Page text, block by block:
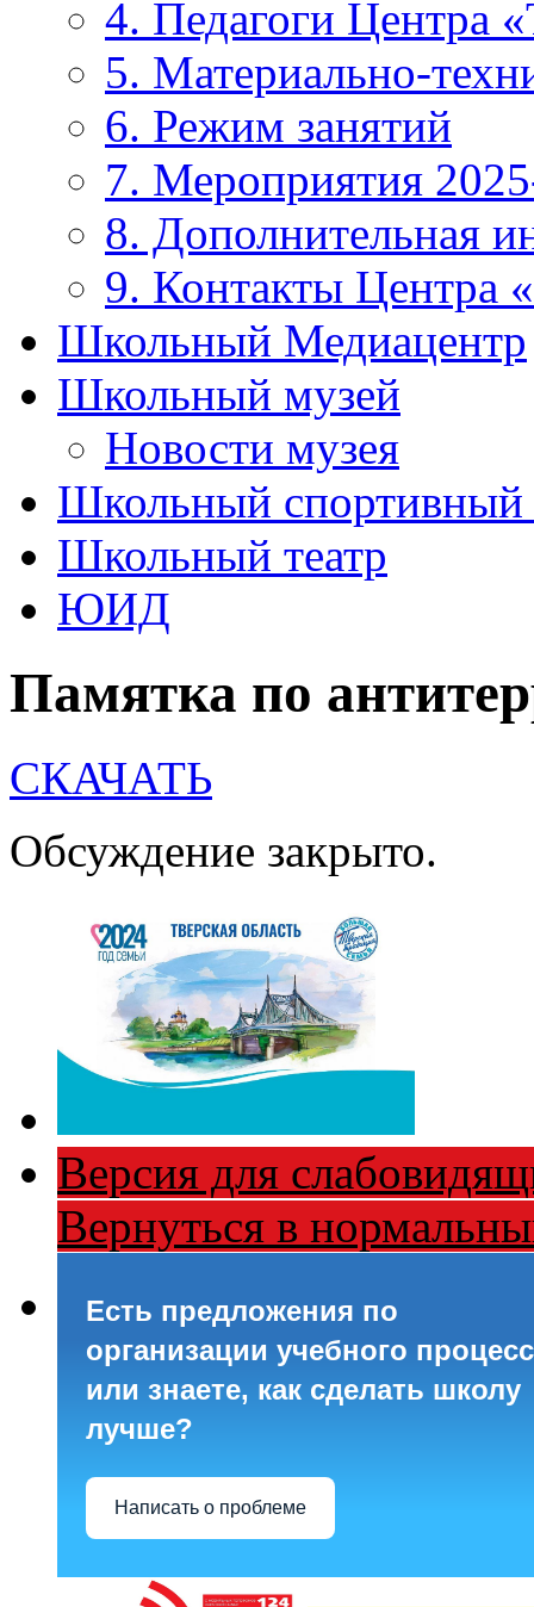
4. Педагоги Центра
5. Материально-
6. Режим занятий
7. Мероприятия
8. Дополнительная
9. Контакты Центра
Школьный Медиацентр
Школьный музей
Новости музея
Школьный спортивный
Школьный театр
ЮИД
Памятка по
СКАЧАТЬ
Обсуждение закрыто.
Версия для
Вернуться в
Есть предложения по
организации учебного
или знаете, как сделать школу
лучше?
Написать о проблеме